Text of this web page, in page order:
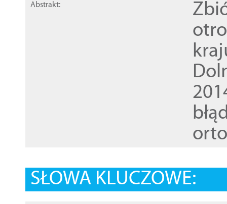
Abstrakt:
SŁOWA KLUCZOWE: